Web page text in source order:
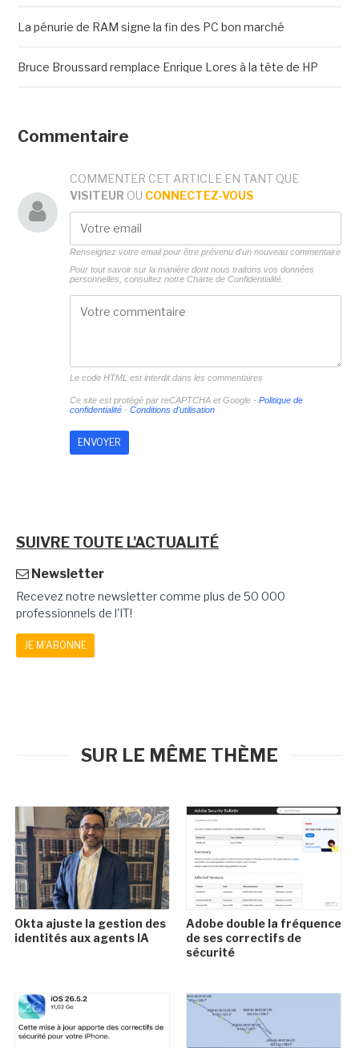
La pénurie de RAM signe la fin des PC bon marché
Bruce Broussard remplace Enrique Lores à la tête de HP
Commentaire
COMMENTER CET ARTICLE EN TANT QUE
VISITEUR OU CONNECTEZ-VOUS
Renseignez votre email pour être prévenu d'un nouveau commentaire
Pour tout savoir sur la manière dont nous traitons vos données
personnelles, consultez notre Charte de Confidentialité.
Le code HTML est interdit dans les commentaires
Ce site est protégé par reCAPTCHA et Google - Politique de
confidentialité- Conditions d'utilisation
SUIVRE TOUTE L'ACTUALITÉ
Newsletter
Recevez notre newsletter comme plus de 50 000
professionnels de l'IT!
JE M'ABONNE
SUR LE MÊME THÈME
Okta ajuste la gestion des
identités aux agents IA
Adobe double la fréquence
de ses correctifs de
sécurité